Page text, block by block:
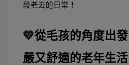
段老去的日常！
💛從毛孩的角度出
嚴又舒適的老年生活